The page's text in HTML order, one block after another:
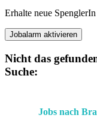
Erhalte neue
Jobalarm aktivieren
Nicht das
Suche:
Jobs nach